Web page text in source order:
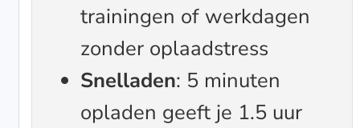
trainingen of werkdagen
zonder oplaadstress
Snelladen: 5 minuten
opladen geeft je 1.5 uur